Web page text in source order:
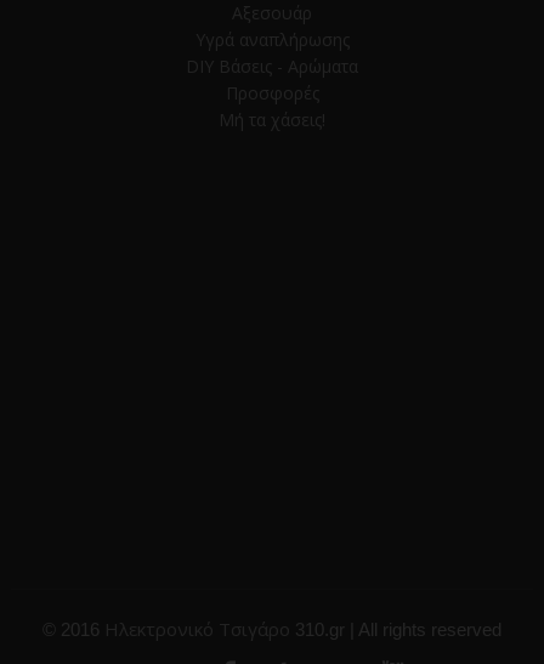
Αξεσουάρ
Υγρά αναπλήρωσης
DIY Βάσεις - Αρώματα
Προσφορές
Μή τα χάσεις!
© 2016 Ηλεκτρονικό Τσιγάρο 310.gr | All rights reserved